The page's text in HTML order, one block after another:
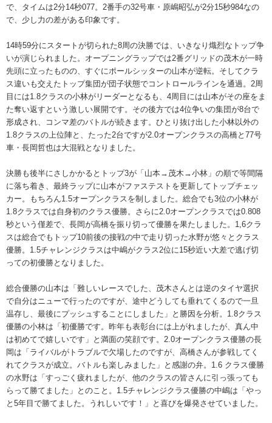
で、タイムは2分14秒077。2番手の32号車・原嶋昭弘が2分15秒984なの
で、少し力の差がある印象です。
14時59分にスタートが切られた8周の決勝では、いきなり熾烈なトップ争
いが演じられました。オープニングラップでは2番グリッドの茂木が一時
先頭に立ったものの、すぐにポールシッターの山本が逆転。そしてクラ
ス違いも交えたトップ集団が団子状態でコントロールラインを通過。2周
目には1.8クラスの小林がリーダーとなるも、4周目には山本がその座をま
た奪い返すという激しい展開です。その後方では4位争いの集団が8台で
形成され、コンマ差のバトルが続きます。ひとり抜け出した小林以外の
1.8クラスの上位陣と、たった2台ですが2.0オープンクラスの高橋と77号
車・長岡哲也は大混戦となりました。
決勝も後半にさしかかるとトップ3が「山本→茂木→小林」の順で等間隔
に落ち着き、最終ラップに山本がファステストを更新してトップチェッ
カー。もちろん1.5オープンクラスを制しました。総合でも3位の小林が
1.8クラスでは自身初のクラス優勝。さらに2.0オープンクラスでは0.808
秒という僅差で、長岡が高橋を振り切って優勝を果たしました。1,6クラ
スは総合でもトップ10前後の接戦の中で走り切った水野が悠々とクラス
優勝。1.5チャレンジクラスは中嶋がクラス2位に15秒近い大差で逃げ切
っての初優勝となりました。
総合優勝の山本は「難しいレースでした、茂木さんとは逆のタイヤ選択
で自分はニューで行ったのですが、途中どうしても垂れてくるので一旦
温存し、最後にプッシュすることにしました」と勝因を分析。1.8クラス
優勝の小林は「初優勝です。昨年も表彰台には上がれましたが、真ん中
は初めてで嬉しいです」と満面の笑顔です。2.0オープンクラス優勝の長
岡は「ライバルがトラブルで欠場したのですが、高橋さんが参戦してく
れてクラスが成立。バトルも楽しみました」と感謝の弁。1.6 クラス優勝
の水野は「すっごく疲れましたが、他のクラスの皆さんに引っ張っても
らって勝てました」とのこと。1.5チャレンジクラス優勝の中嶋は「やっ
と5年目で勝てました。うれしいです！」と喜びを爆発させていました。